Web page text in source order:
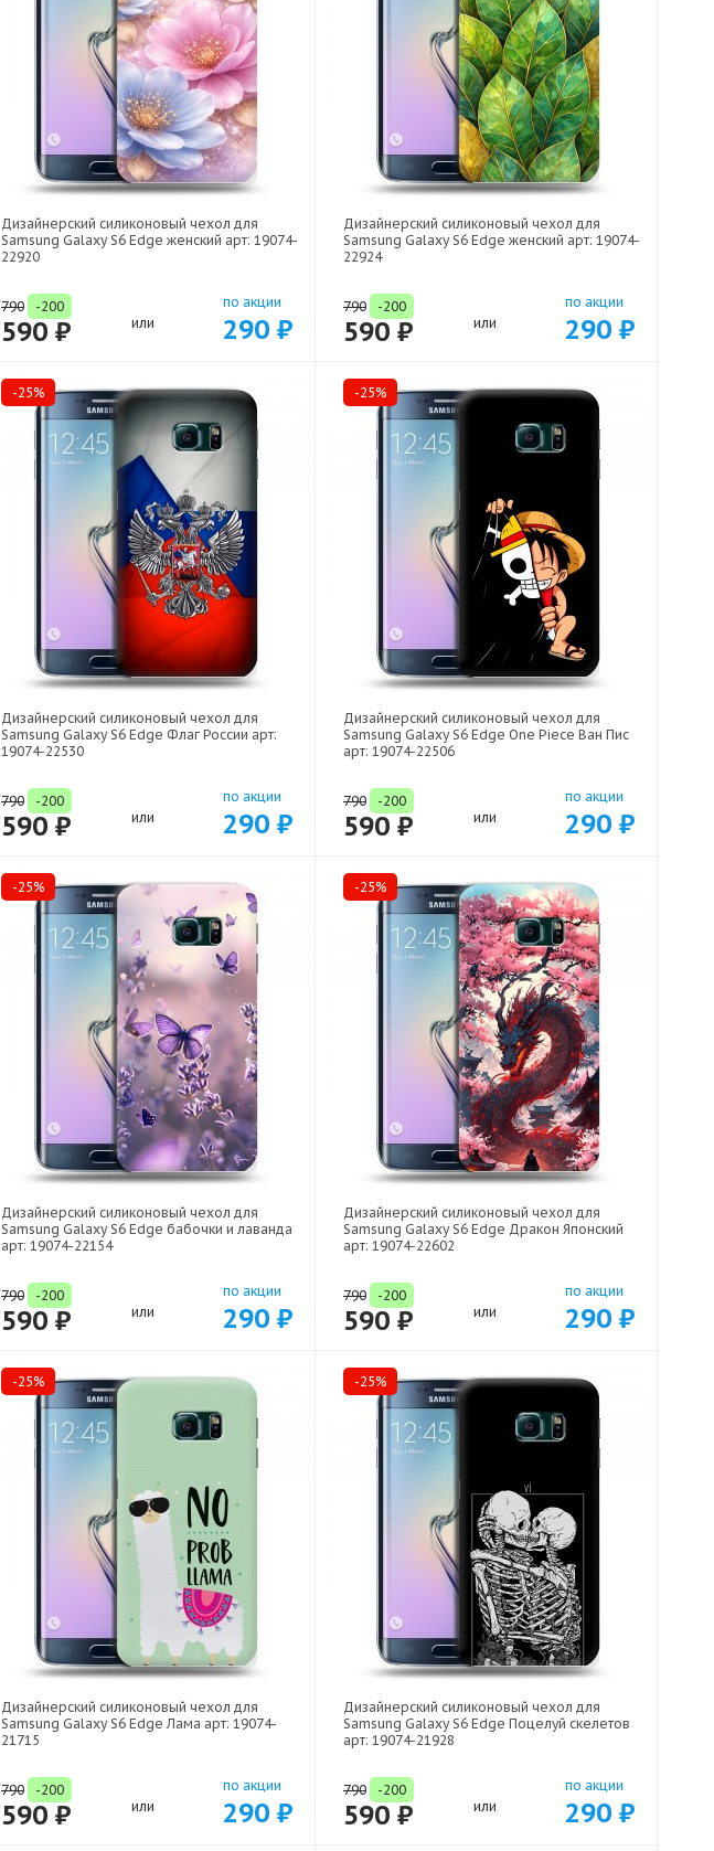
Дизайнерский силиконовый чехол для
Samsung Galaxy S6 Edge женский арт: 19074-
22920
790 -200
590 ₽ или
по акции
290 ₽
Дизайнерский силиконовый чехол для
Samsung Galaxy S6 Edge женский арт: 19074-
22924
790 -200
590 ₽ или
по акции
290 ₽
-25%
Дизайнерский силиконовый чехол для
Samsung Galaxy S6 Edge Флаг России арт:
19074-22530
790 -200
590 ₽ или
по акции
290 ₽
-25%
Дизайнерский силиконовый чехол для
Samsung Galaxy S6 Edge One Piece Ван Пис
арт: 19074-22506
790 -200
590 ₽ или
по акции
290 ₽
-25%
Дизайнерский силиконовый чехол для
Samsung Galaxy S6 Edge бабочки и лаванда
арт: 19074-22154
790 -200
590 ₽ или
по акции
290 ₽
-25%
Дизайнерский силиконовый чехол для
Samsung Galaxy S6 Edge Дракон Японский
арт: 19074-22602
790 -200
590 ₽ или
по акции
290 ₽
-25%
Дизайнерский силиконовый чехол для
Samsung Galaxy S6 Edge Лама арт: 19074-
21715
790 -200
590 ₽ или
по акции
290 ₽
-25%
Дизайнерский силиконовый чехол для
Samsung Galaxy S6 Edge Поцелуй скелетов
арт: 19074-21928
790 -200
590 ₽ или
по акции
290 ₽